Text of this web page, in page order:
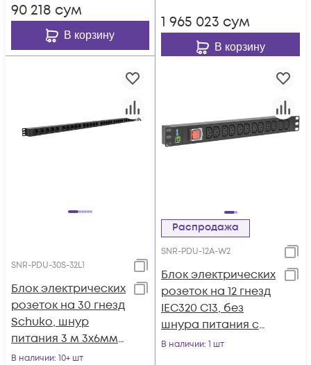
90 218 сум
В корзину
1 965 023 сум
В корзину
SNR-PDU-30S-32L1
Блок электрических
розеток на 30 гнезд
Schuko, шнур
питания 3 м 3x6мм2
с вилкой IEC 60309
В наличии: 10+ шт
Распродажа
SNR-PDU-12A-W2
Блок электрических
розеток на 12 гнезд
IEC320 C13, без
шнура питания с
вилкой C14
В наличии: 1 шт